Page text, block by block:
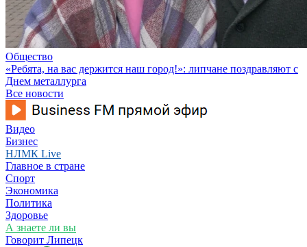
Общество
«Ребята, на вас держится наш город!»: липчане поздравляют с
Днем металлурга
Все новости
Видео
Бизнес
НЛМК Live
Главное в стране
Спорт
Экономика
Политика
Здоровье
А знаете ли вы
Говорит Липецк